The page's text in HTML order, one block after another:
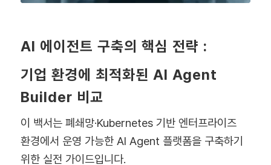
AI 에이전트 구축의 핵심 전략 :
기업 환경에 최적화된 AI Agent
Builder 비교
이 백서는 폐쇄망·Kubernetes 기반 엔터프라이즈
환경에서 운영 가능한 AI Agent 플랫폼을 구축하기
위한 실전 가이드입니다.